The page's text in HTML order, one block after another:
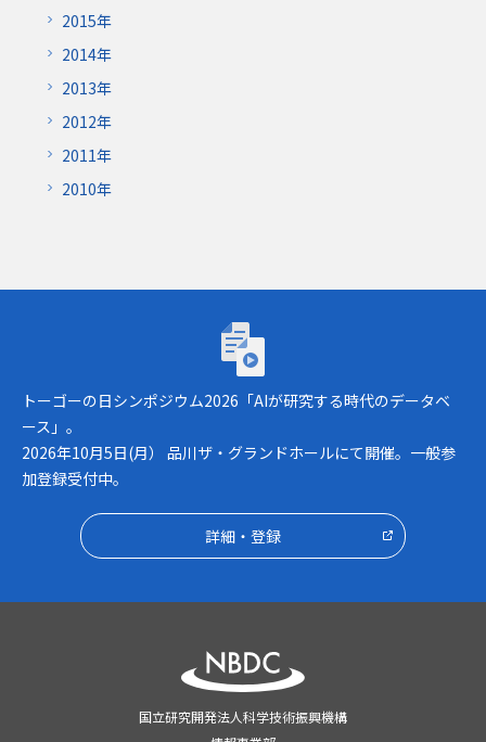
2015年
2014年
2013年
2012年
2011年
2010年
トーゴーの日シンポジウム2026「AIが研究
トーゴーの日シンポジウム2026「AIが研究する時代のデータベ
ース」。
2026年10月5日(月） 品川ザ・グランドホールにて開催。一般参
加登録受付中。
詳細・登録
国立研究開発法人科学技術振興機構